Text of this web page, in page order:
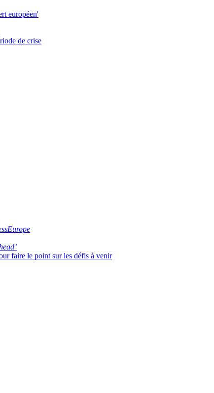
européen'
de crise
faire le point sur les défis à venir